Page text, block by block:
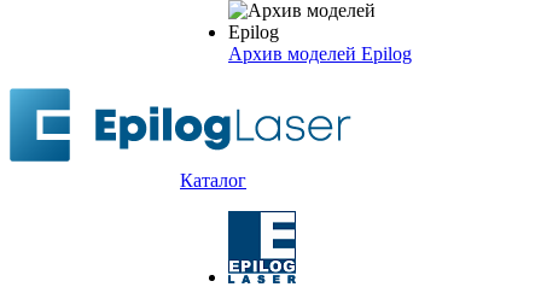
Архив моделей Epilog
Каталог